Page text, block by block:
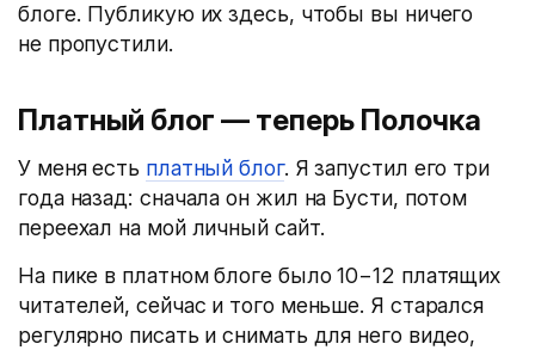
блоге. Публикую их здесь, чтобы вы ничего
не пропустили.
Платный блог — теперь Полочка
У меня есть платный блог. Я запустил его три
года назад: сначала он жил на Бусти, потом
переехал на мой личный сайт.
На пике в платном блоге было 10−12 платящих
читателей, сейчас и того меньше. Я старался
регулярно писать и снимать для него видео,